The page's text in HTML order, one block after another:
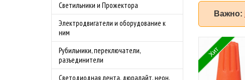
Светильники и Прожектора
Электродвигатели и оборудование к
ним
Рубильники, переключатели,
разъединители
Светодиодная лента, дюралайт, неон,
Важно:
предложение на
Бесплатная доставка
Хит